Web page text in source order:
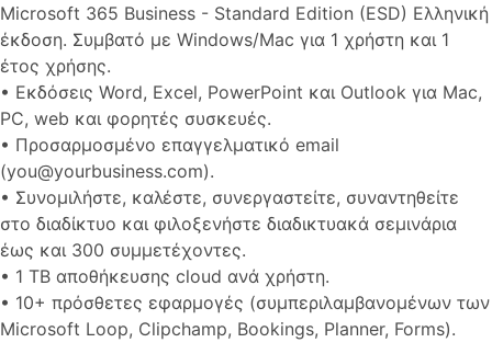
Microsoft 365 Business - Standard Edition (ESD) Ελληνική
έκδοση. Συμβατό με Windows/Mac για 1 χρήστη και 1
έτος χρήσης.
• Εκδόσεις Word, Excel, PowerPoint και Outlook για Mac,
PC, web και φορητές συσκευές.
• Προσαρμοσμένο επαγγελματικό email
(you@yourbusiness.com).
• Συνομιλήστε, καλέστε, συνεργαστείτε, συναντηθείτε
στο διαδίκτυο και φιλοξενήστε διαδικτυακά σεμινάρια
έως και 300 συμμετέχοντες.
• 1 TB αποθήκευσης cloud ανά χρήστη.
• 10+ πρόσθετες εφαρμογές (συμπεριλαμβανομένων των
Microsoft Loop, Clipchamp, Bookings, Planner, Forms).